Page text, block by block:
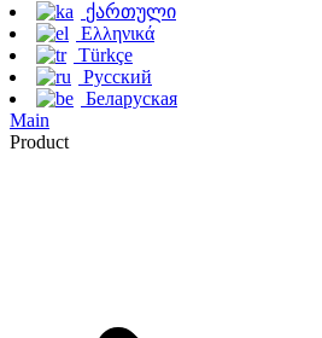
ქართული
Ελληνικά
Türkçe
Русский
Беларуская
Main
Product